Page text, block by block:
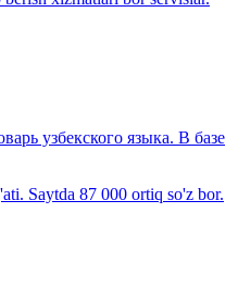
узбекского языка. В базе
Saytda 87 000 ortiq so'z bor.